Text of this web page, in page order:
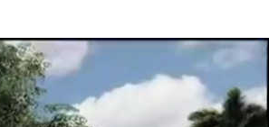
Kalimantan Timur, belum dapat
tahun RI ke-79 di sana. Menteri
masih kurang 300 meter.